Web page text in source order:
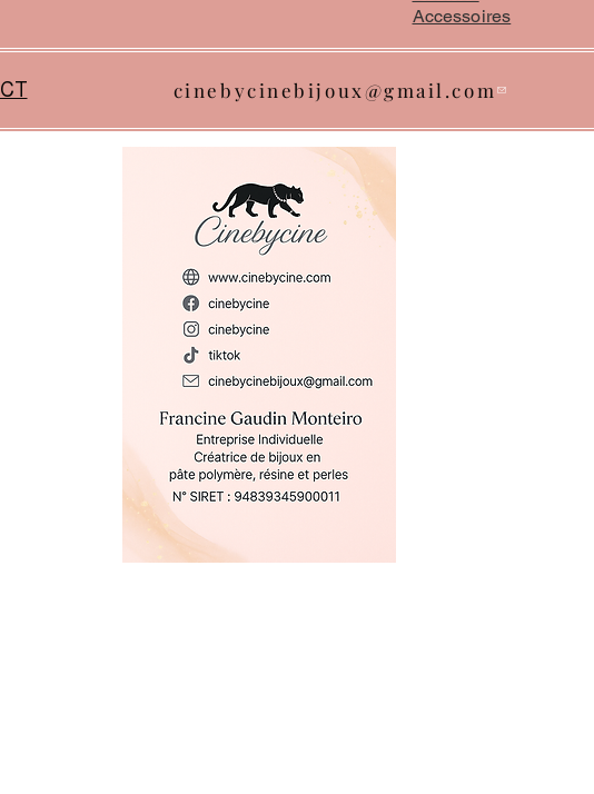
Accessoires
cinebycinebijoux@gmail.com